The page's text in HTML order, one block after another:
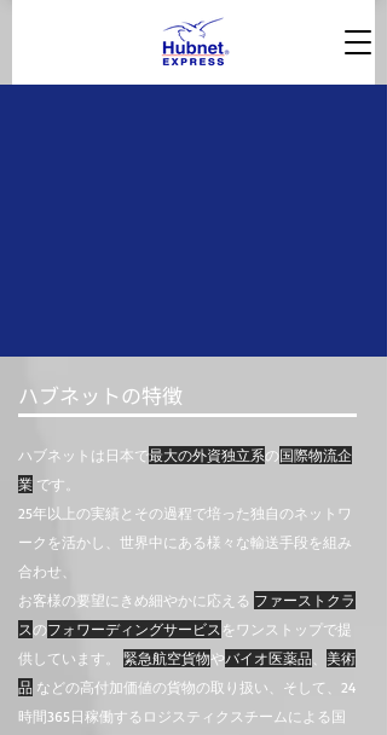
ハブネットの特徴
ハブネットは日本で最大の外資独立系の国際物流企
業 です。
25年以上の実績とその過程で培った独自のネットワ
ークを活かし、世界中にある様々な輸送手段を組み
合わせ、
お客様の要望にきめ細やかに応える ファーストクラ
スのフォワーディングサービス をワンストップで提
供しています。 緊急航空貨物やバイオ医薬品
美術
品 などの高付加価値の貨物の取り扱い、そして、24
時間365日稼働するロジスティクスチームによる国